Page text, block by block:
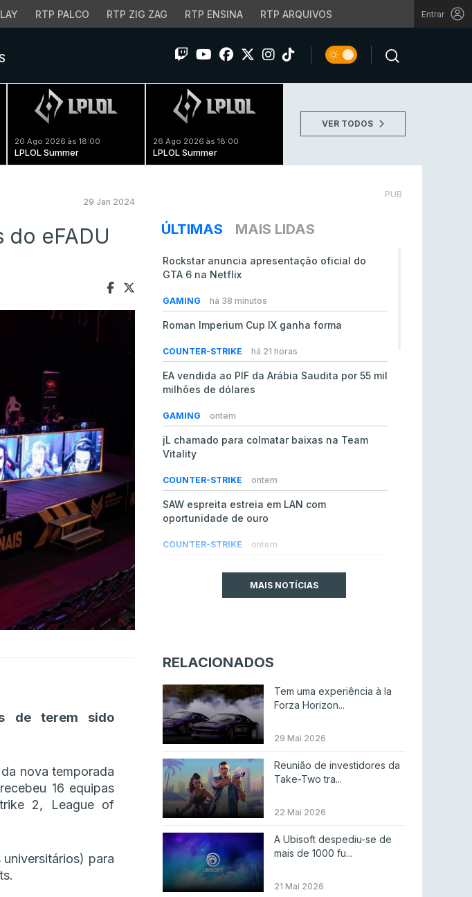
RTP PALCO RTP ZIG ZAG RTP ENSINA RTP ARQUIVOS Entrar
20 Ago 2026 às 18:00
LPLOL Summer
26 Ago 2026 às 18:00
LPLOL Summer
VER TODOS
29 Jan 2024
eFADU
de terem sido
nova temporada
16 equipas
2, League of
para
PUB
ÚLTIMAS MAIS LIDAS
Rockstar anuncia apresentação oficial do
GTA 6 na Netflix
GAMING há 38 minutos
Roman Imperium Cup IX ganha forma
COUNTER-STRIKE há 21 horas
EA vendida ao PIF da Arábia Saudita por 55 mil
milhões de dólares
GAMING ontem
jL chamado para colmatar baixas na Team
Vitality
COUNTER-STRIKE ontem
SAW espreita estreia em LAN com
oportunidade de ouro
COUNTER-STRIKE ontem
do Counter-Strike 2
Twitch e Amazon planeiam usar transmissões
para treinar IA
ENTRETENIMENTO 3 ago 2026
Códigos para ícones clássicos gratuitos no
League of Legends [agosto 2026]
LEAGUE OF LEGENDS
Bounty
COUNTER-STRIKE 2 ago 2026
Setembro recheado de LANs em Portugal
MAIS NOTÍCIAS
RELACIONADOS
Tem uma experiência à la
Forza Horizon...
29 Mai 2026
Reunião de investidores da
Take-Two tra...
22 Mai 2026
A Ubisoft despediu-se de
mais de 1000 fu...
21 Mai 2026